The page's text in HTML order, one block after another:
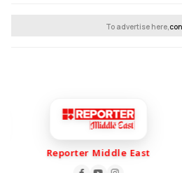
To advertise here,
Reporter Middle East